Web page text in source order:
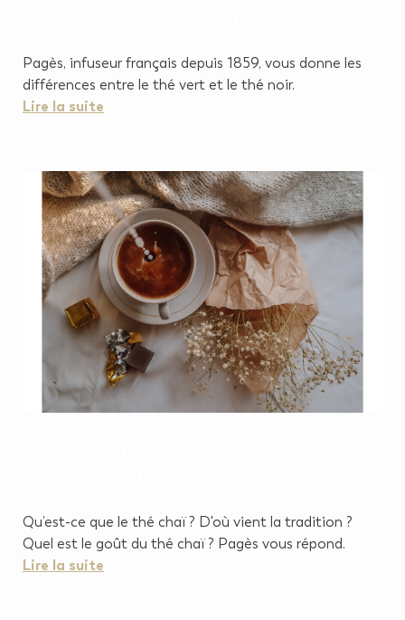
Pagès, infuseur français depuis 1859, vous donne les
différences entre le thé vert et le thé noir.
Lire la suite
Qu’est-ce que le thé chaï ? D'où vient la tradition ?
Quel est le goût du thé chaï ? Pagès vous répond.
Lire la suite